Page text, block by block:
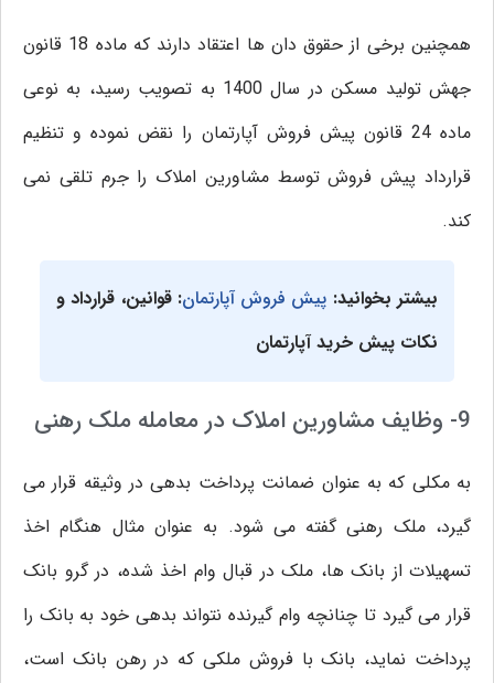
همچنین برخی از حقوق دان ها اعتقاد دارند که ماده 18 قانون
جهش تولید مسکن در سال 1400 به تصویب رسید، به نوعی
ماده 24 قانون پیش فروش آپارتمان را نقض نموده و تنظیم
قرارداد پیش فروش توسط مشاورین املاک را جرم تلقی نمی
کند.
بیشتر بخوانید: پیش فروش آپارتمان: قوانین، قرارداد و
نکات پیش خرید آپارتمان
9- وظایف مشاورین املاک در معامله ملک رهنی
به مکلی که به عنوان ضمانت پرداخت بدهی در وثیقه قرار می
گیرد، ملک رهنی گفته می شود. به عنوان مثال هنگام اخذ
تسهیلات از بانک ها، ملک در قبال وام اخذ شده، در گرو بانک
قرار می گیرد تا چنانچه وام گیرنده نتواند بدهی خود به بانک را
پرداخت نماید، بانک با فروش ملکی که در رهن بانک است،